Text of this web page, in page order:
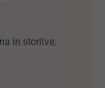
in storitve,